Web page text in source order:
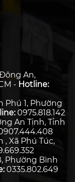
An,
- Hotline:
Phú 1, Phường
0975.818.142
An Tịnh, Tỉnh
, Xã Phú Túc,
Phường Bình
0335.802.649